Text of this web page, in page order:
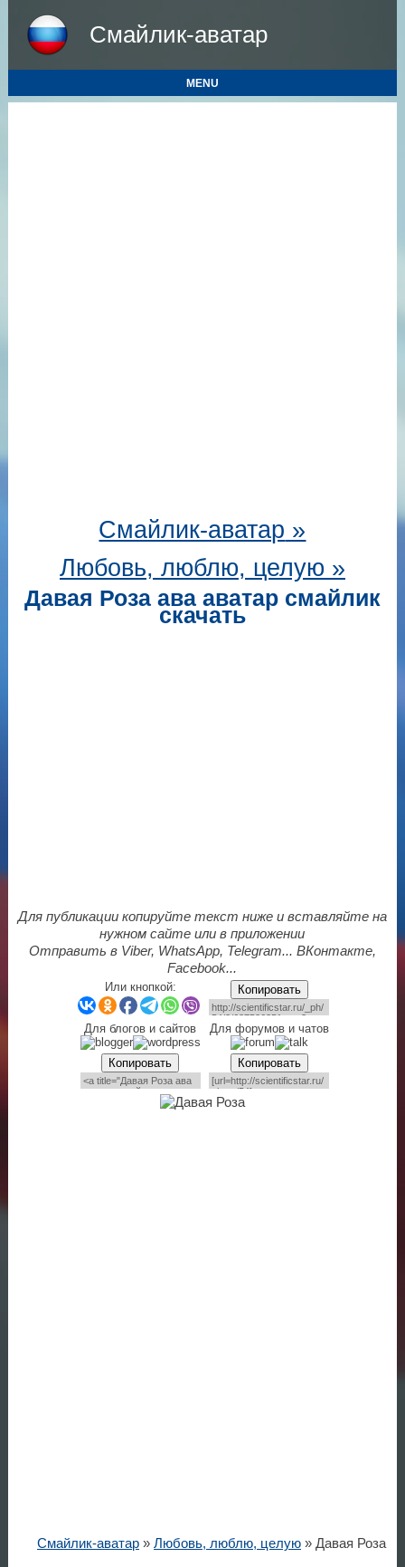
Смайлик-аватар
MENU
Смайлик-аватар »
Любовь, люблю, целую »
Давая Роза ава аватар смайлик
скачать
Для публикации копируйте текст ниже и вставляйте на
нужном сайте или в приложении
Отправить в Viber, WhatsApp, Telegram... ВКонтакте,
Facebook...
Или кнопкой: Копировать
Для блогов и сайтов Для форумов и чатов
Копировать Копировать
Смайлик-аватар» Любовь, люблю, целую» Давая Роза